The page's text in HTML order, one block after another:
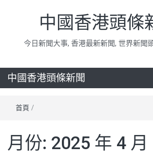
中國香港頭條
今日新聞大事, 香港最新新聞, 世界新聞
中國香港頭條新聞
首頁 /
月份: 2025 年 4 月